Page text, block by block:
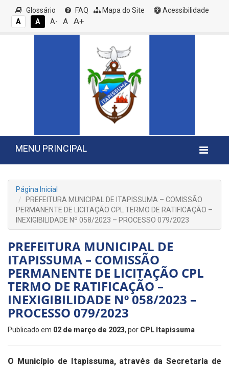
Glossário FAQ Mapa do Site
Acessibilidade
A
A A- A A+
MENU PRINCIPAL
Página Inicial
PREFEITURA MUNICIPAL DE ITAPISSUMA – COMISSÃO
PERMANENTE DE LICITAÇÃO CPL TERMO DE RATIFICAÇÃO –
INEXIGIBILIDADE Nº 058/2023 – PROCESSO 079/2023
PREFEITURA MUNICIPAL DE
ITAPISSUMA – COMISSÃO
PERMANENTE DE LICITAÇÃO CPL
TERMO DE RATIFICAÇÃO –
INEXIGIBILIDADE Nº 058/2023 –
PROCESSO 079/2023
Publicado em 02 de março de 2023, por CPL Itapissuma
O Município de Itapissuma, através da Secretaria de